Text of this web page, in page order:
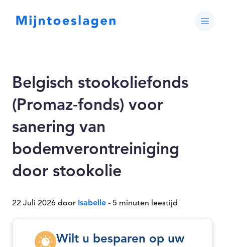
Belgisch stookoliefonds
(Promaz-fonds) voor
sanering van
bodemverontreiniging
door stookolie
22 Juli 2026 door Isabelle - 5 minuten leestijd
Wilt u besparen op uw